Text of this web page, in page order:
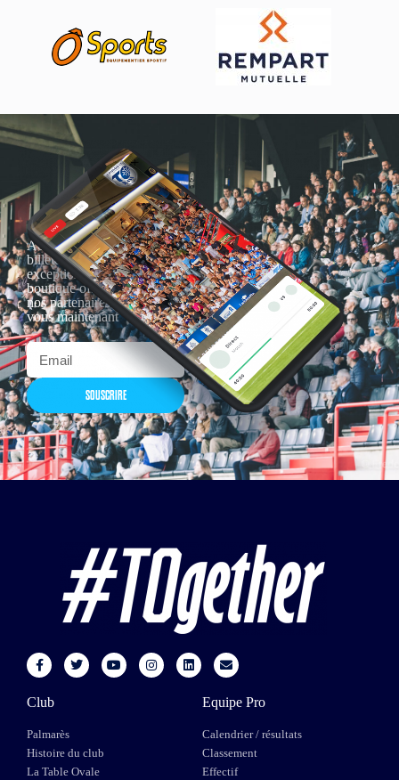
Actualités, nouveautés,
billetterie, remises
exceptionnelles dans la
boutique officielles & chez
nos partenaires… Inscrivez-
vous maintenant
SOUSCRIRE
Club
Palmarès
Histoire du club
La Table Ovale
Equipe Pro
Calendrier / résultats
Classement
Effectif